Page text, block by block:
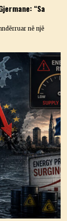
“Sa
në një